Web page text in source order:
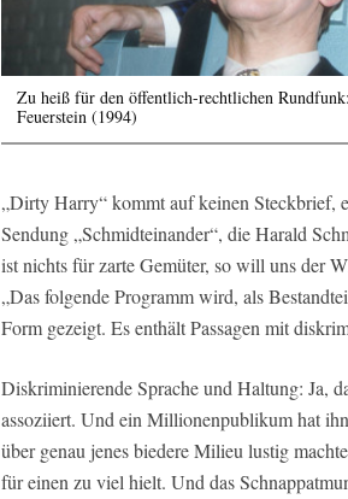
Zu heiß für den öffentlich-rechtlichen
Feuerstein (1994)
„Dirty Harry“ kommt auf keinen Steckbrief,
Sendung „Schmidteinander“, die Harald
ist nichts für zarte Gemüter, so will uns der
„Das folgende Programm wird, als
Form gezeigt. Es enthält Passagen mit
Diskriminierende Sprache und Haltung: Ja,
assoziiert. Und ein Millionenpublikum hat
über genau jenes biedere Milieu lustig
für einen zu viel hielt. Und das